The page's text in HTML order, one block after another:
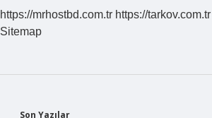
https://mrhostbd.com.tr https://tarkov.com.tr
Sitemap
Son Yazılar